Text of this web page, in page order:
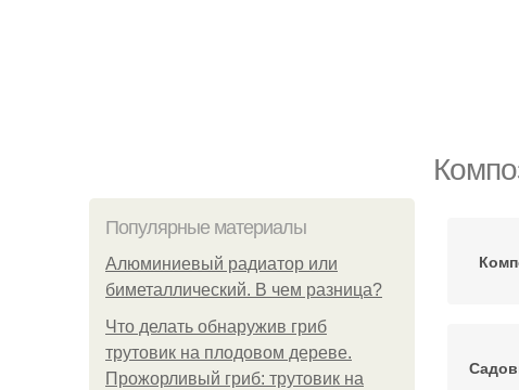
Популярные материалы
Алюминиевый радиатор или
биметаллический. В чем разница?
Что делать обнаружив гриб
трутовик на плодовом дереве.
Прожорливый гриб: трутовик на